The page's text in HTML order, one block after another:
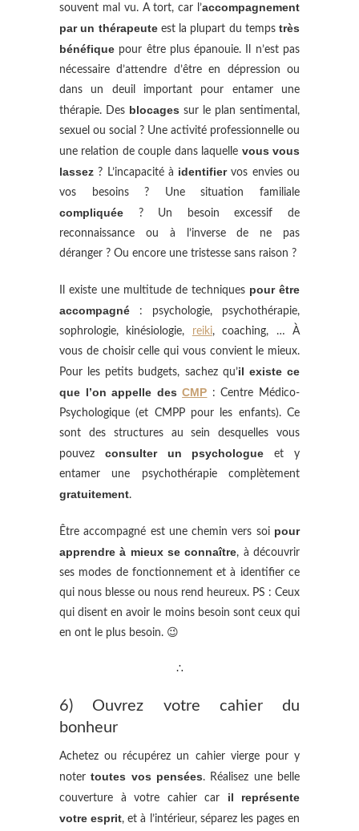
souvent mal vu. A tort, car l’accompagnement
par un thérapeuteest la plupart du temps très
bénéfique pour être plus épanouie. Il n’est pas
nécessaire d’attendre d’être en dépression ou
dans un deuil important pour entamer une
thérapie. Des blocages sur le plan sentimental,
sexuel ou social ? Une activité professionnelle ou
une relation de couple dans laquelle vous vous
lassez ? L’incapacité à identifiervos envies ou
vos besoins ? Une situation familiale
compliquée
? Un besoin excessif de
reconnaissance ou à l’inverse de ne pas
déranger ? Ou encore une tristesse sans raison ?
Il existe une multitude de techniques pour être
accompagné : psychologie, psychothérapie,
sophrologie, kinésiologie, reiki, coaching, … À
vous de choisir celle qui vous convient le mieux.
Pour les petits budgets, sachez qu’il existe ce
que l’on appelle desCMP : Centre Médico-
Psychologique (et CMPP pour les enfants). Ce
sont des structures au sein desquelles vous
pouvez consulter un psychologue et y
entamer une psychothérapie complètement
gratuitement.
Être accompagné est une chemin vers soi pour
apprendre à mieux se connaître, à découvrir
ses modes de fonctionnement et à identifier ce
qui nous blesse ou nous rend heureux. PS : Ceux
qui disent en avoir le moins besoin sont ceux qui
en ont le plus besoin. 😉
∴
6) Ouvrez votre cahier du
bonheur
Achetez ou récupérez un cahier vierge pour y
notertoutes vos pensées. Réalisez une belle
couverture à votre cahier car
il représente
votre esprit, et à l’intérieur, séparez les pages en